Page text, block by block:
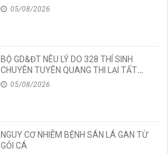
05/08/2026
BỘ GD&ĐT NÊU LÝ DO 328 THÍ SINH
CHUYÊN TUYÊN QUANG THI LẠI TẤT
CẢ CÁC MÔN TỐT NGHIỆP
05/08/2026
NGUY CƠ NHIỄM BỆNH SÁN LÁ GAN TỪ
GỎI CÁ